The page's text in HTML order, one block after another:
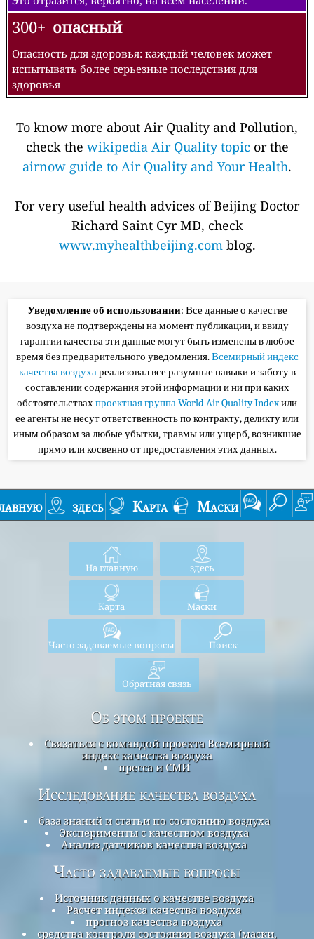
300+ опасный
Опасность для здоровья: каждый человек может
испытывать более серьезные последствия для
здоровья
To know more about Air Quality and Pollution,
check the wikipedia Air Quality topic or the
airnow guide to Air Quality and Your Health.
For very useful health advices of Beijing Doctor
Richard Saint Cyr MD, check
www.myhealthbeijing.comblog.
Уведомление об использовании: Все данные о качестве
воздуха не подтверждены на момент публикации, и ввиду
гарантии качества эти данные могут быть изменены в любое
время без предварительного уведомления.Всемирный индекс
качества воздухареализовал все разумные навыки и заботу в
составлении содержания этой информации и ни при каких
обстоятельствахпроектная группа World Air Quality Indexили
ее агенты не несут ответственность по контракту, деликту или
иным образом за любые убытки, травмы или ущерб, возникшие
прямо или косвенно от предоставления этих данных.
здесь Карта Маски
На главную здесь
Карта Маски
Часто задаваемые вопросы Поиск
Обратная связь
Об этом проекте
Связаться с командой проекта Всемирный
индекс качества воздуха
пресса и СМИ
Исследование качества воздуха
база знаний и статьи по состоянию воздуха
Эксперименты с качеством воздуха
Анализ датчиков качества воздуха
Часто задаваемые вопросы
Источник данных о качестве воздуха
Расчет индекса качества воздуха
прогноз качества воздуха
средства контроля состояния воздуха (маски,